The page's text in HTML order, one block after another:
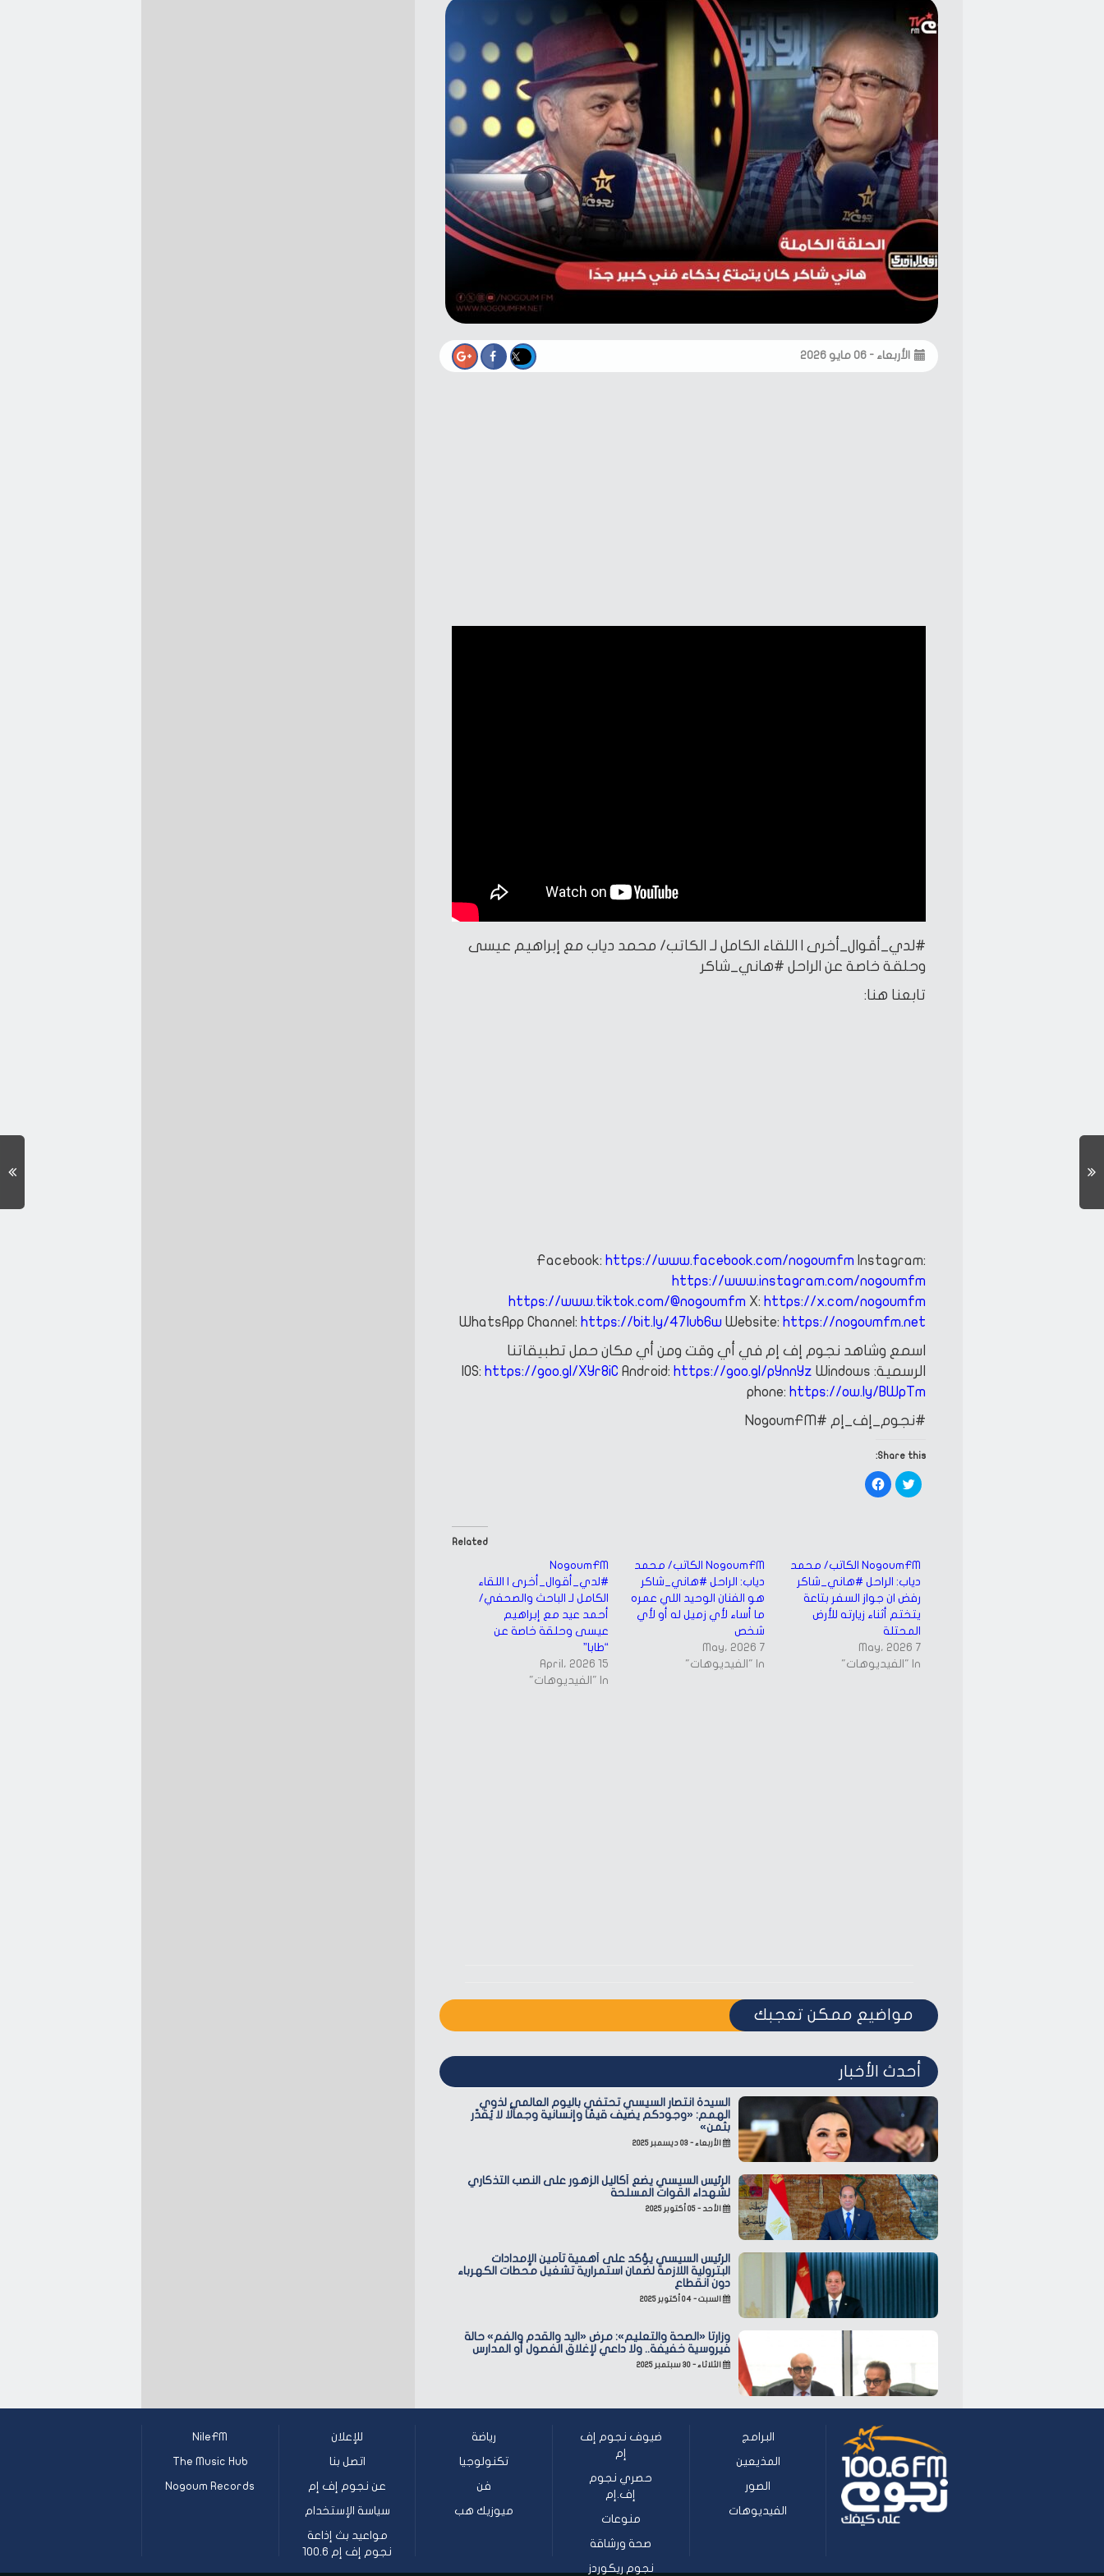
الأربعاء - ٠٦ مايو ٢٠٢٦
#لدي_أقوال_أخرى | اللقاء الكامل لـ الكاتب/ محمد دياب مع إبراهيم عيسى
وحلقة خاصة عن الراحل #هاني_شاكر
تابعنا هنا:
Facebook: https://www.facebook.com/nogoumfm Instagram:
https://www.instagram.com/nogoumfm
https://www.tiktok.com/@nogoumfm X: https://x.com/nogoumfm
WhatsApp Channel: https://bit.ly/47Iub6w Website: https://nogoumfm.net
اسمع وشاهد نجوم إف إم في أي وقت ومن أي مكان حمل تطبيقاتنا
الرسمية:
https://goo.gl/XYr8iC Android: https://goo.gl/pYnnYz Windows
phone: https://ow.ly/BWpTm
#نجوم_إف_إم #NogoumFM
Share this:
Click
to
share
window)
Click
to
window)
Related
NogoumFM
#لدي_أقوال_أخرى | اللقاء
الكامل لـ الباحث والصحفي/
أحمد عيد مع إبراهيم
عيسى وحلقة خاصة عن
“طابا”
15 April، 2026
In "الفيديوهات"
NogoumFM الكاتب/ محمد
دياب: الراحل #هاني_شاكر
هو الفنان الوحيد اللي عمره
ما أساء لأي زميل له أو لأي
شخص
7 May، 2026
In "الفيديوهات"
NogoumFM الكاتب/ محمد
دياب: الراحل #هاني_شاكر
رفض ان جواز السفر بتاعة
يتختم أثناء زيارته للأرض
المحتلة
7 May، 2026
In "الفيديوهات"
مواضيع ممكن تعجبك
أحدث الأخبار
السيدة انتصار السيسي تحتفي باليوم العالمي لذوي
الهمم: «وجودكم يضيف قيمًا وإنسانية وجمالًا لا يُقدّر
بثمن»
الأربعاء - ٠٣ ديسمبر ٢٠٢٥
الرئيس السيسي يضع أكاليل الزهور على النصب التذكاري
لشهداء القوات المسلحة
الأحد - ٠٥ أكتوبر ٢٠٢٥
الرئيس السيسي يؤكد على أهمية تأمين الإمدادات
البترولية اللازمة لضمان استمرارية تشغيل محطات الكهرباء
دون انقطاع
السبت - ٠٤ أكتوبر ٢٠٢٥
وزارتا «الصحة والتعليم»: مرض «اليد والقدم والفم» حالة
فيروسية خفيفة.. ولا داعي لإغلاق الفصول أو المدارس
الثلاثاء - ٣٠ سبتمبر ٢٠٢٥
البرامج
المذيعين
الصور
الفيديوهات
ضيوف نجوم إف
إم
حصري نجوم
إف.إم
منوعات
صحة ورشاقة
نجوم ريكوردز
رياضة
تكنولوجيا
فن
ميوزيك هب
للإعلان
اتصل بنا
عن نجوم إف إم
سياسة الإستخدام
مواعيد بث إذاعة
نجوم إف إم 100.6
NileFM
The Music Hub
Nogoum Records